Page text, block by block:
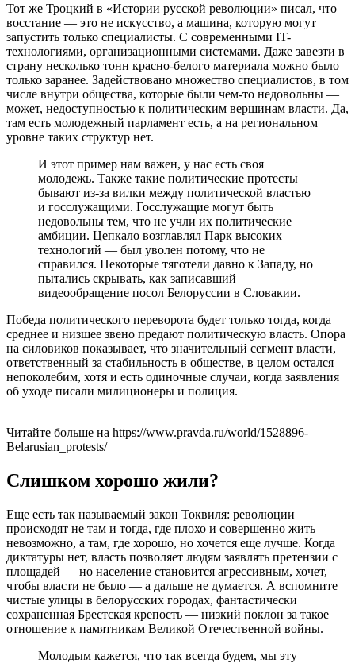
Тот же Троцкий в «Истории русской революции» писал, что
восстание — это не искусство, а машина, которую могут
запустить только специалисты. С современными IT-
технологиями, организационными системами. Даже завезти в
страну несколько тонн красно-белого материала можно было
только заранее. Задействовано множество специалистов, в том
числе внутри общества, которые были чем-то недовольны —
может, недоступностью к политическим вершинам власти. Да,
там есть молодежный парламент есть, а на региональном
уровне таких структур нет.
И этот пример нам важен, у нас есть своя
молодежь. Также такие политические протесты
бывают из-за вилки между политической властью
и госслужащими. Госслужащие могут быть
недовольны тем, что не учли их политические
амбиции. Цепкало возглавлял Парк высоких
технологий — был уволен потому, что не
справился. Некоторые тяготели давно к Западу, но
пытались скрывать, как записавший
видеообращение посол Белоруссии в Словакии.
Победа политического переворота будет только тогда, когда
среднее и низшее звено предают политическую власть. Опора
на силовиков показывает, что значительный сегмент власти,
ответственный за стабильность в обществе, в целом остался
непоколебим, хотя и есть одиночные случаи, когда заявления
об уходе писали милиционеры и полиция.
Читайте больше на https://www.pravda.ru/world/1528896-
Belarusian_protests/
Слишком хорошо жили?
Еще есть так называемый закон Токвиля: революции
происходят не там и тогда, где плохо и совершенно жить
невозможно, а там, где хорошо, но хочется еще лучше. Когда
диктатуры нет, власть позволяет людям заявлять претензии с
площадей — но население становится агрессивным, хочет,
чтобы власти не было — а дальше не думается. А вспомните
чистые улицы в белорусских городах, фантастически
сохраненная Брестская крепость — низкий поклон за такое
отношение к памятникам Великой Отечественной войны.
Молодым кажется, что так всегда будем, мы эту